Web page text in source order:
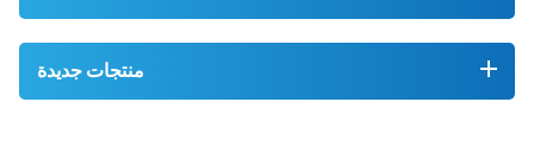
منتجات جديدة